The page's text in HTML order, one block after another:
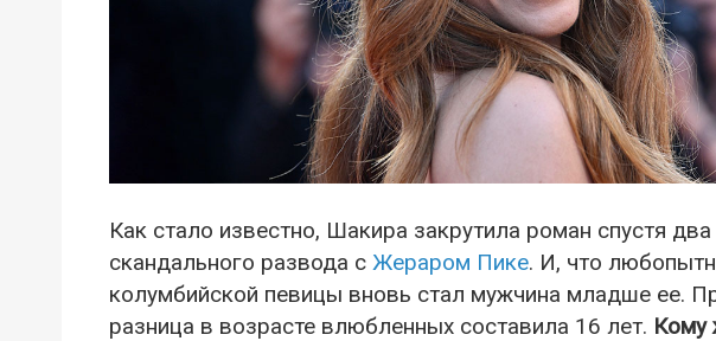
Как стало известно, Шакира закрутила роман спустя
скандального развода с Жераром Пике. И, что
колумбийской певицы вновь стал мужчина младше ее.
разница в возрасте влюбленных составила 16 лет. Кому